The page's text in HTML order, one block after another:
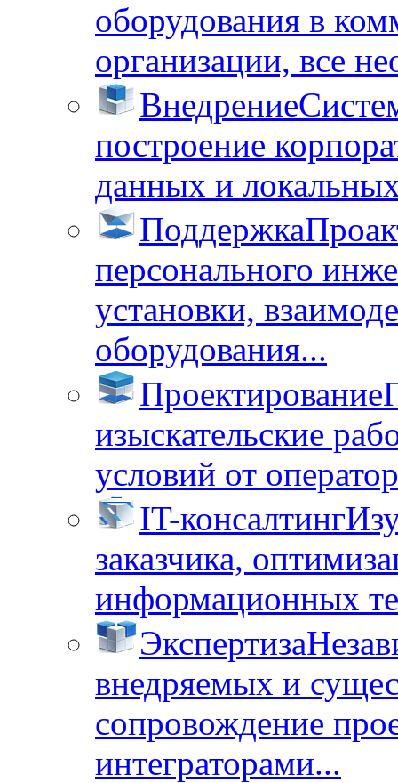
оборудования в
организации, все
Внедрение
построение
данных и
Поддержка
персонального
установки,
оборудования...
Проектирование
изыскательские
условий от
IT-консалтинг
заказчика,
информационных
Экспертиза
внедряемых и
сопровождение
интеграторами...